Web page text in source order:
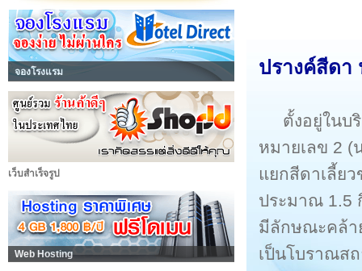
จองโรงแรม
เว็บสำเร็จรูป
Web Hosting
ปรางค์สีดา
ตั้งอยู่ในบ
หมายเลข 2 (
แยกสีดาเลี้ย
ประมาณ 1.5
มีลักษณะคล้า
เป็นโบราณส